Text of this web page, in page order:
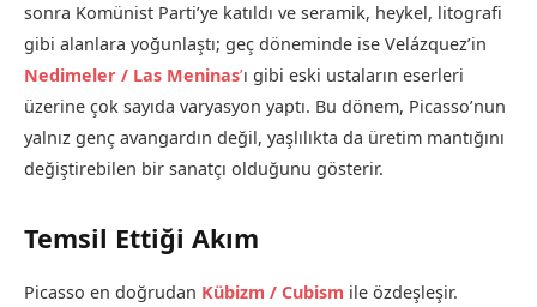
sonra Komünist Parti’ye katıldı ve seramik, heykel, litografi
gibi alanlara yoğunlaştı; geç döneminde ise Velázquez’in
Nedimeler / Las Meninas’ı gibi eski ustaların eserleri
üzerine çok sayıda varyasyon yaptı. Bu dönem, Picasso’nun
yalnız genç avangardın değil, yaşlılıkta da üretim mantığını
değiştirebilen bir sanatçı olduğunu gösterir.
Temsil Ettiği Akım
Picasso en doğrudan Kübizm / Cubism ile özdeşleşir.